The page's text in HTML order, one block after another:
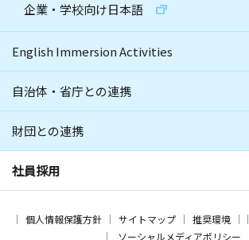
企業・学校向け日本語
English Immersion Activities
自治体・省庁との連携
財団との連携
社員採用
個人情報保護方針 サイトマップ 推奨環境
ソーシャルメディアポリシー